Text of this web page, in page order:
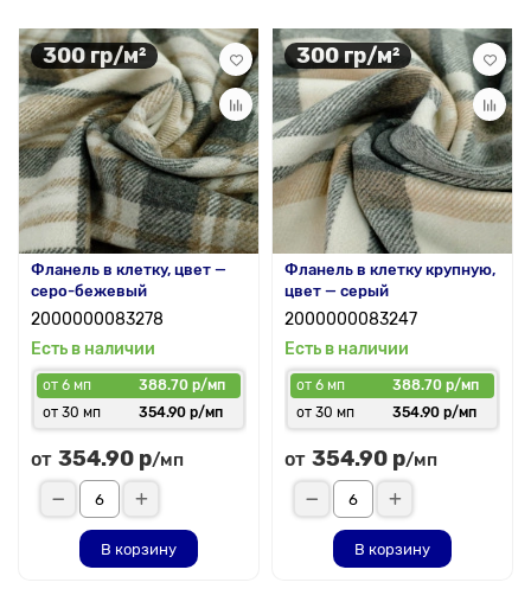
300 гр/м²
Фланель в клетку, цвет —
серо-бежевый
2000000083278
Есть в наличии
от 6 мп
388.70 р/мп
от 30 мп
354.90 р/мп
от 354.90 р/мп
В корзину
300 гр/м²
Фланель в клетку крупную,
цвет — серый
2000000083247
Есть в наличии
от 6 мп
388.70 р/мп
от 30 мп
354.90 р/мп
от 354.90 р/мп
В корзину